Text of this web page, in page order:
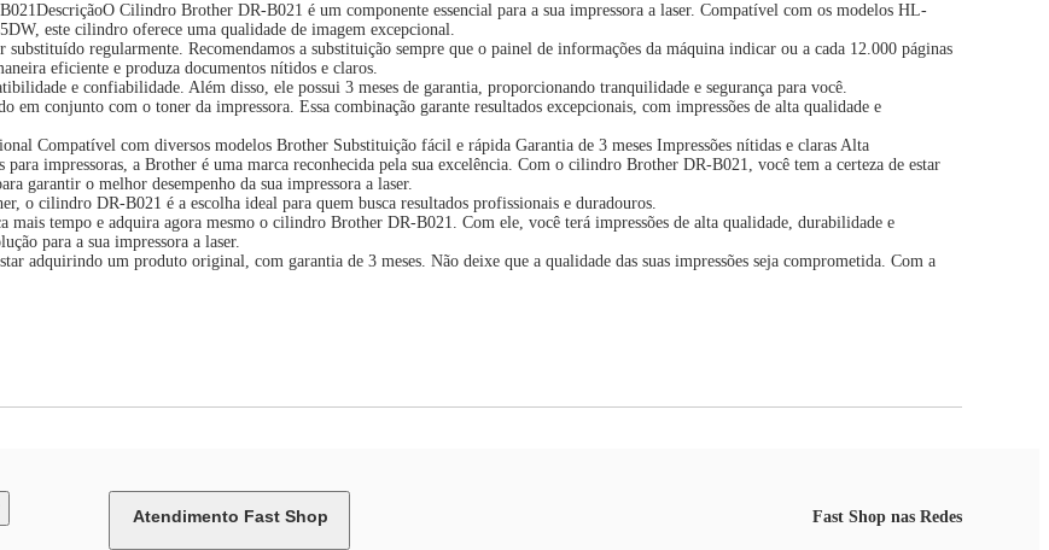
Cilindro Brother DR-B021 é um componente essencial para a sua impressora a laser. Compatível com os modelos HL-
este cilindro oferece uma qualidade de imagem excepcional.
regularmente. Recomendamos a substituição sempre que o painel de informações da máquina indicar ou a cada 12.000 páginas
eficiente e produza documentos nítidos e claros.
e confiabilidade. Além disso, ele possui 3 meses de garantia, proporcionando tranquilidade e segurança para você.
conjunto com o toner da impressora. Essa combinação garante resultados excepcionais, com impressões de alta qualidade e
Compatível com diversos modelos Brother Substituição fácil e rápida Garantia de 3 meses Impressões nítidas e claras Alta
impressoras, a Brother é uma marca reconhecida pela sua excelência. Com o cilindro Brother DR-B021, você tem a certeza de estar
garantir o melhor desempenho da sua impressora a laser.
o cilindro DR-B021 é a escolha ideal para quem busca resultados profissionais e duradouros.
tempo e adquira agora mesmo o cilindro Brother DR-B021. Com ele, você terá impressões de alta qualidade, durabilidade e
para a sua impressora a laser.
adquirindo um produto original, com garantia de 3 meses. Não deixe que a qualidade das suas impressões seja comprometida. Com a
Atendimento Fast Shop Fast Shop nas Redes